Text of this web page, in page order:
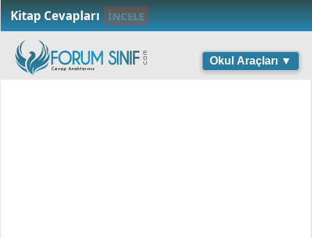
Kitap Cevapları İNCELE
Okul Araçları ▼